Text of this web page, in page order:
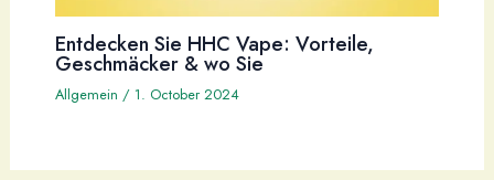
Entdecken Sie HHC Vape: Vorteile,
Geschmäcker & wo Sie
Allgemein / 1. October 2024